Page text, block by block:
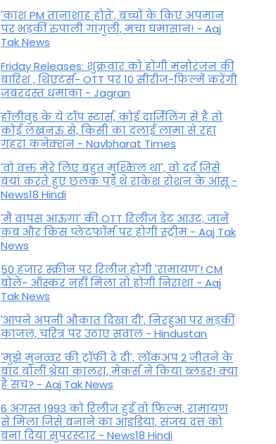
'काश PM तानाशाह होते', बच्चों के किए अपमान
पर भड़कीं रुपाली गांगुली, मचा घमासान! - Aaj
Tak News
Friday Releases: शुक्रवार को होगी मनोरंजन की
बारिश , थिएटर्स- OTT पर 10 सीरीज-फिल्में करेंगी
जबरदस्त धमाका - Jagran
हॉलीवुड के ये टॉप स्टार्स, कोई दार्जिलिंग से हैं तो
कोई लखनऊ से, किसी का दलाई लामा से रहा
गहरा कनेक्शन - Navbharat Times
'वो वक्त मेरे लिए बहुत मुश्किल था', वो दर्द जिसे
बयां करते हुए छलक पड़े थे राकेश रोशन के आंसू -
News18 Hindi
'मैं वापस आऊंगा' की OTT रिलीज डेट आउट, जानें
कब और किस प्लेटफॉर्म पर होगी स्ट्रीम - Aaj Tak
News
50 हजार स्क्रीन पर रिलीज होगी 'रामायण'! CM
बोले- ऑस्कर नहीं मिला तो होगी निराशा - Aaj
Tak News
'आपने अपनी औकात दिखा दी', निरहुआ पर भड़कीं
काजल, चरित्र पर उठाए सवाल - Hindustan
'मुझे मुनव्वर की ट्रॉफी दे दी', लॉकअप 2 जीतने के
बाद बोलीं श्रेया कालरा, मेकर्स ने किया ब्लंडर! क्या
है सच? - Aaj Tak News
6 अगस्त 1993 को रिलीज हुई वो फिल्म, रामायण
से मिला जिसे बनाने का आइडिया, संजय दत्त को
बना दिया सुपरस्टार - News18 Hindi